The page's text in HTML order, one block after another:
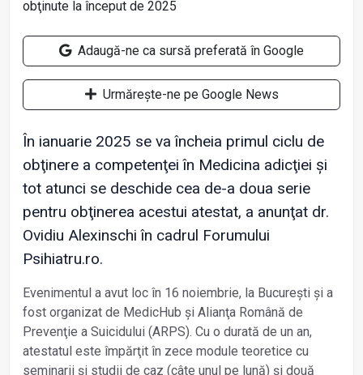
Adaugă-ne ca sursă preferată în Google
Urmărește-ne pe Google News
În ianuarie 2025 se va încheia primul ciclu de
obţinere a competenţei în Medicina adicţiei și
tot atunci se deschide cea de-a doua serie
pentru obţinerea acestui atestat, a anunţat dr.
Ovidiu Alexinschi în cadrul Forumului
Psihiatru.ro.
Evenimentul a avut loc în 16 noiembrie, la București și a
fost organizat de MedicHub și Alianţa Română de
Prevenţie a Suicidului (ARPS). Cu o durată de un an,
atestatul este împărţit în zece module teoretice cu
seminarii și studii de caz (câte unul pe lună) și două